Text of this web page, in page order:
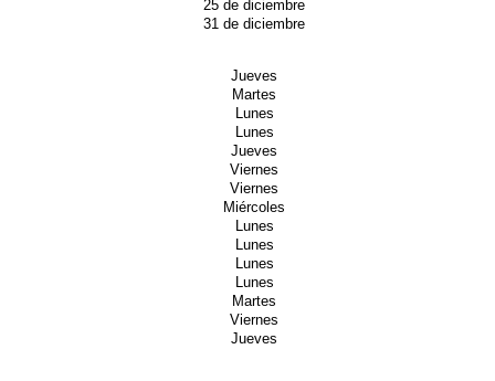
25 de diciembre
31 de diciembre
Jueves
Martes
Lunes
Lunes
Jueves
Viernes
Viernes
Miércoles
Lunes
Lunes
Lunes
Lunes
Martes
Viernes
Jueves